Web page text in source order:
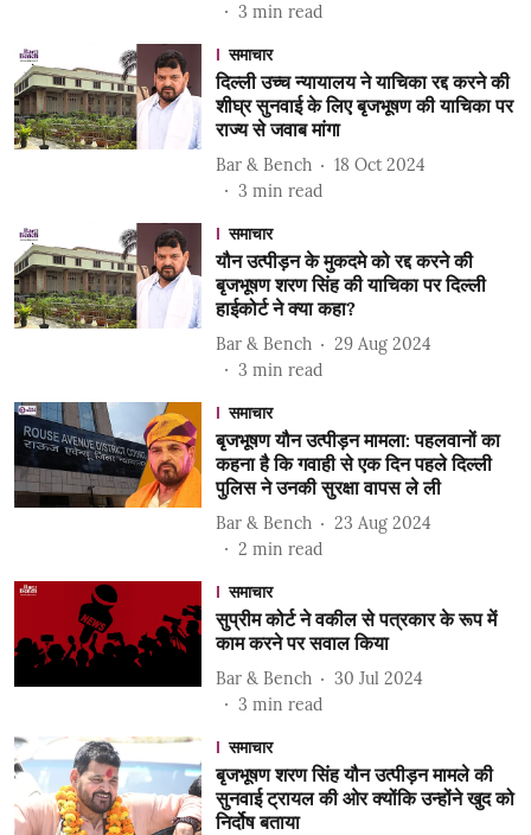
3 min read
समाचार
दिल्ली उच्च न्यायालय ने याचिका रद्द करने की
शीघ्र सुनवाई के लिए बृजभूषण की याचिका पर
राज्य से जवाब मांगा
Bar & Bench
18 Oct 2024
3 min read
समाचार
यौन उत्पीड़न के मुकदमे को रद्द करने की
बृजभूषण शरण सिंह की याचिका पर दिल्ली
हाईकोर्ट ने क्या कहा?
Bar & Bench
29 Aug 2024
3 min read
समाचार
बृजभूषण यौन उत्पीड़न मामला: पहलवानों का
कहना है कि गवाही से एक दिन पहले दिल्ली
पुलिस ने उनकी सुरक्षा वापस ले ली
Bar & Bench
23 Aug 2024
2 min read
समाचार
सुप्रीम कोर्ट ने वकील से पत्रकार के रूप में
काम करने पर सवाल किया
Bar & Bench
30 Jul 2024
3 min read
समाचार
बृजभूषण शरण सिंह यौन उत्पीड़न मामले की
सुनवाई ट्रायल की ओर क्योंकि उन्होंने खुद को
निर्दोष बताया